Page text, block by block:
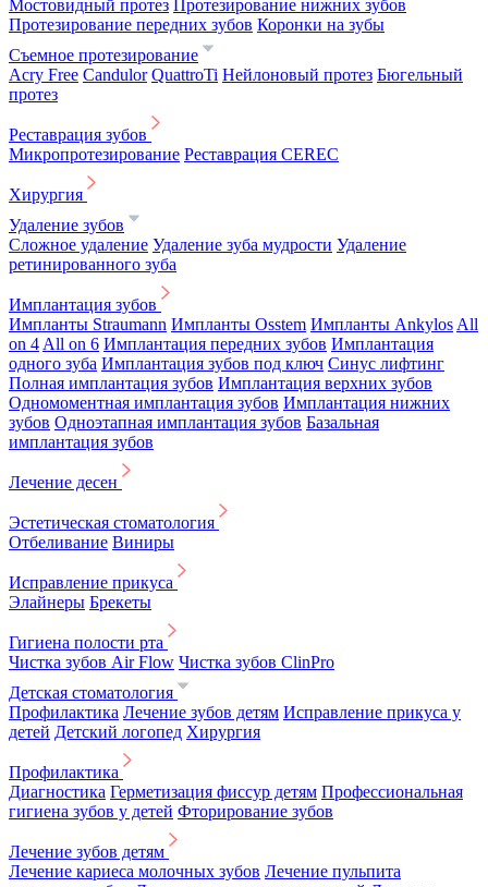
Мостовидный протез
Протезирование нижних зубов
Протезирование передних зубов Коронки на зубы
Съемное протезирование
Acry Free Candulor QuattroTi Нейлоновый протез Бюгельный
протез
Реставрация зубов
Микропротезирование Реставрация CEREC
Хирургия
Удаление зубов
Сложное удаление Удаление зуба мудрости Удаление
ретинированного зуба
Имплантация зубов
Импланты Straumann Импланты Osstem Импланты Ankylos All
on 4 All on 6 Имплантация передних зубов Имплантация
одного зуба Имплантация зубов под ключ Синус лифтинг
Полная имплантация зубов Имплантация верхних зубов
Одномоментная имплантация зубов Имплантация нижних
зубов Одноэтапная имплантация зубов Базальная
имплантация зубов
Лечение десен
Эстетическая стоматология
Отбеливание Виниры
Исправление прикуса
Элайнеры Брекеты
Гигиена полости рта
Чистка зубов Air Flow Чистка зубов ClinPro
Детская стоматология
Профилактика Лечение зубов детям Исправление прикуса у
детей Детский логопед Хирургия
Профилактика
Диагностика Герметизация фиссур детям Профессиональная
гигиена зубов у детей Фторирование зубов
Лечение зубов детям
Лечение кариеса молочных зубов Лечение пульпита